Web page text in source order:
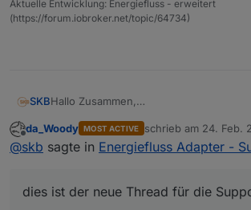
Aktuelle Entwicklung: Energiefluss - erweitert
(https://forum.iobroker.net/topic/64734)
SKBHallo Zusammen,
demEnergiefluss - Adapter.
Imalten Threadbitte weiterhin Fehler
posten, die zur Entwicklung gehören.
Offline
da_Woody MOST ACTIVE schrieb am 24. Feb.
zuletzt editiert von
@skb sagte in Energiefluss Adapter -
dies ist der neue Thread für die